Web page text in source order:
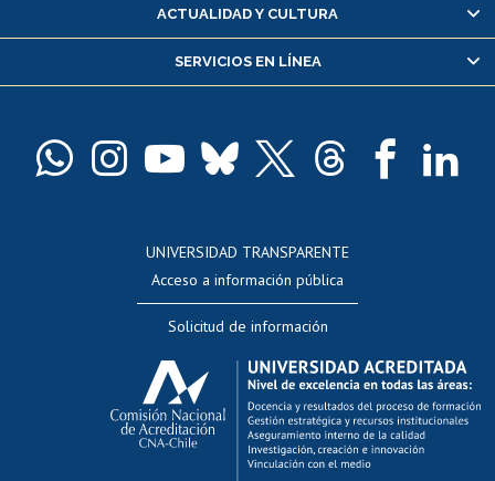
Servicio médico y dental
Pago de arancel y crédito alumnos
Docentes
Perfeccionamiento
Editar Portafolio Académico
Evaluación docente
Calificación académica
Postulación al AUCAI
Funcionarias/os
Cursos internos de capacitación
ACTUALIDAD Y CULTURA
SERVICIOS EN LÍNEA
UNIVERSIDAD TRANSPARENTE
Acceso a información pública
Solicitud de información